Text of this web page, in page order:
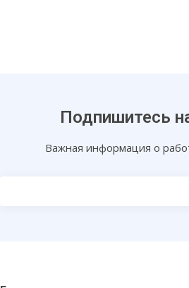
Подпишитесь
Важная информация о